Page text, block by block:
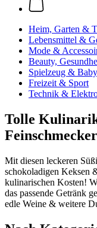
Heim, Garten &
Lebensmittel &
Mode &
Beauty,
Spielzeug & Baby
Freizeit & Sport
Technik &
Tolle
Mit diesen leckeren
schokoladigen Keksen
kulinarischen Kosten!
das passende Getränk
edle Weine & weitere